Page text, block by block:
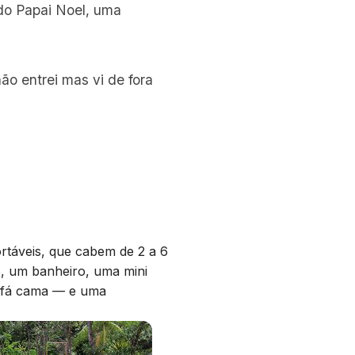
Papai Noel, uma
entrei mas vi de fora
que cabem de 2 a 6
um banheiro, uma mini
cama — e uma